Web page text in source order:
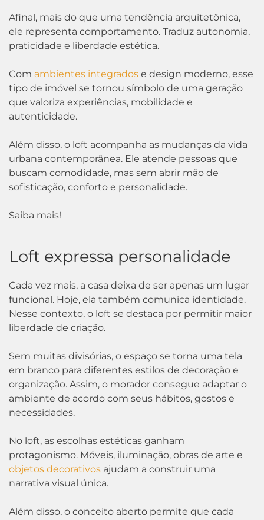
Afinal, mais do que uma tendência arquitetônica,
ele representa comportamento. Traduz autonomia,
praticidade e liberdade estética.
Com ambientes integrados e design moderno, esse
tipo de imóvel se tornou símbolo de uma geração
que valoriza experiências, mobilidade e
autenticidade.
Além disso, o loft acompanha as mudanças da vida
urbana contemporânea. Ele atende pessoas que
buscam comodidade, mas sem abrir mão de
sofisticação, conforto e personalidade.
Saiba mais!
Loft expressa personalidade
Cada vez mais, a casa deixa de ser apenas um lugar
funcional. Hoje, ela também comunica identidade.
Nesse contexto, o loft se destaca por permitir maior
liberdade de criação.
Sem muitas divisórias, o espaço se torna uma tela
em branco para diferentes estilos de decoração e
organização. Assim, o morador consegue adaptar o
ambiente de acordo com seus hábitos, gostos e
necessidades.
No loft, as escolhas estéticas ganham
protagonismo. Móveis, iluminação, obras de arte e
objetos decorativos ajudam a construir uma
narrativa visual única.
Além disso, o conceito aberto permite que cada